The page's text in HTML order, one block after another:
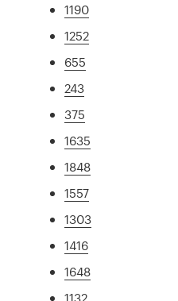
1190
1252
655
243
375
1635
1848
1557
1303
1416
1648
1132